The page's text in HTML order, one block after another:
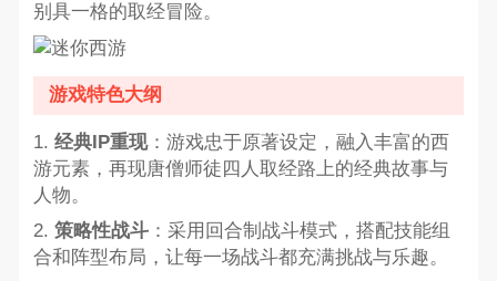
别具一格的取经冒险。
游戏特色大纲
1. 经典IP重现：游戏忠于原著设定，融入丰富的西
游元素，再现唐僧师徒四人取经路上的经典故事与
人物。
2. 策略性战斗：采用回合制战斗模式，搭配技能组
合和阵型布局，让每一场战斗都充满挑战与乐趣。